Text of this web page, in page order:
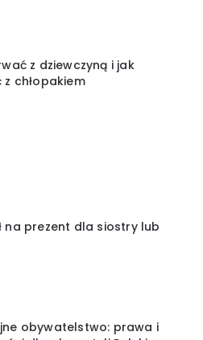
z dziewczyną i jak
z chłopakiem
na prezent dla siostry lub
obywatelstwo: prawa i